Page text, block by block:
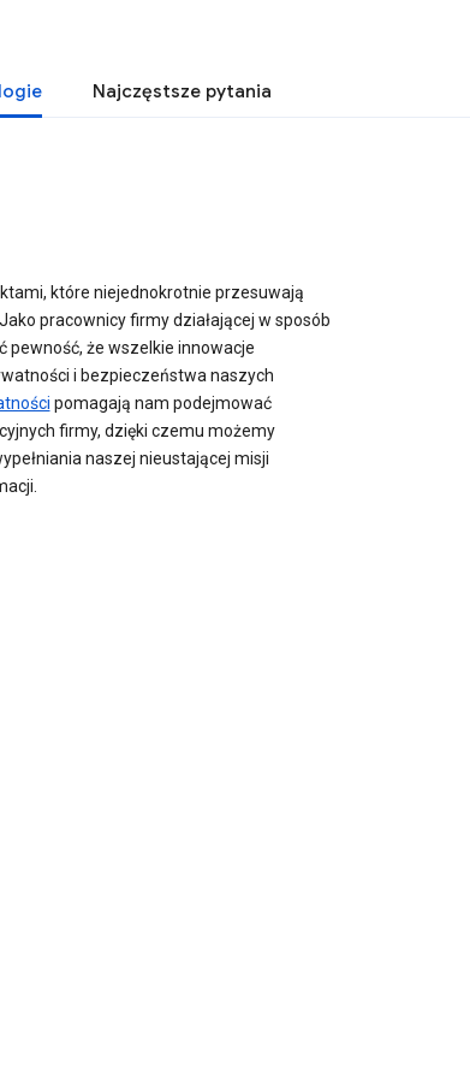
Najczęstsze pytania
które niejednokrotnie przesuwają
pracownicy firmy działającej w sposób
pewność, że wszelkie innowacje
i bezpieczeństwa naszych
pomagają nam podejmować
firmy, dzięki czemu możemy
naszej nieustającej misji